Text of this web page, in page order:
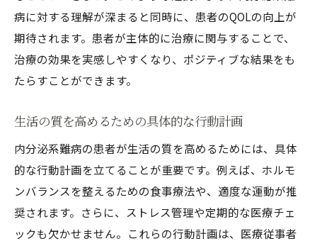
病に対する理解が深まると同時に、患者のQOLの向上が
期待されます。患者が主体的に治療に関与することで、
治療の効果を実感しやすくなり、ポジティブな結果をも
たらすことができます。
生活の質を高めるための具体的な行動計画
内分泌系難病の患者が生活の質を高めるためには、具体
的な行動計画を立てることが重要です。例えば、ホルモ
ンバランスを整えるための食事療法や、適度な運動が推
奨されます。さらに、ストレス管理や定期的な医療チェ
ックも欠かせません。これらの行動計画は、医療従事者